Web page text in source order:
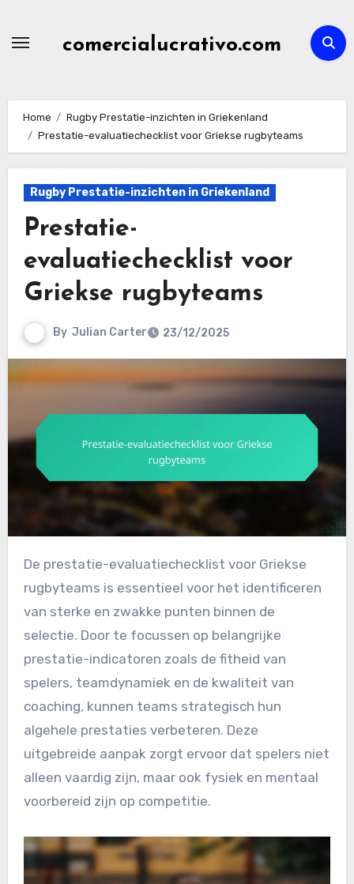
comercialucrativo.com
Home
Rugby Prestatie-inzichten in Griekenland
Prestatie-evaluatiechecklist voor Griekse rugbyteams
Rugby Prestatie-inzichten in Griekenland
Prestatie-
evaluatiechecklist voor
Griekse rugbyteams
By Julian Carter 23/12/2025
De prestatie-evaluatiechecklist voor Griekse
rugbyteams is essentieel voor het identificeren
van sterke en zwakke punten binnen de
selectie. Door te focussen op belangrijke
prestatie-indicatoren zoals de fitheid van
spelers, teamdynamiek en de kwaliteit van
coaching, kunnen teams strategisch hun
algehele prestaties verbeteren. Deze
uitgebreide aanpak zorgt ervoor dat spelers niet
alleen vaardig zijn, maar ook fysiek en mentaal
voorbereid zijn op competitie.